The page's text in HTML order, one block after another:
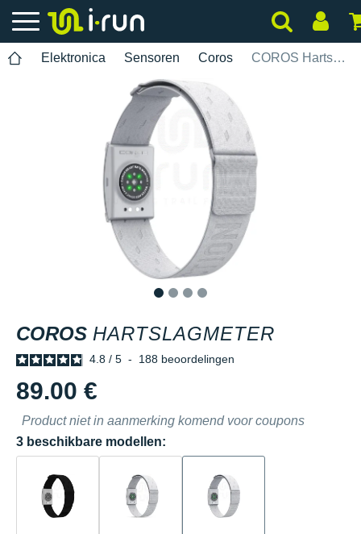
Elektronica Sensoren Coros COROS Hartslagmeter
COROS HARTSLAGMETER
4.8 / 5 - 188 beoordelingen
89.00 €
Product niet in aanmerking komend voor coupons
3 beschikbare modellen: